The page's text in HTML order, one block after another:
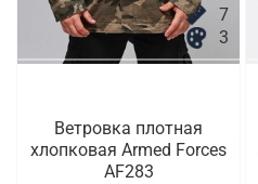
7
3
Ветровка плотная
хлопковая Armed Forces
AF283